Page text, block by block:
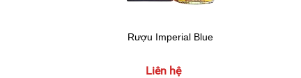
Rượu Imperial Blue
Liên hệ